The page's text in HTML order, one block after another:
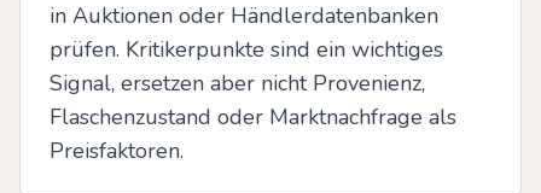
in Auktionen oder Händlerdatenbanken
prüfen. Kritikerpunkte sind ein wichtiges
Signal, ersetzen aber nicht Provenienz,
Flaschenzustand oder Marktnachfrage als
Preisfaktoren.